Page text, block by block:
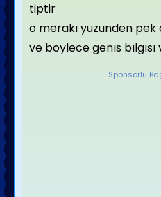
tiptir
o merakı yuzunden pek
ve boylece genıs bılgısı
Sponsorlu